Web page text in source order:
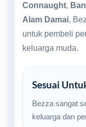
Connaught,
Alam Damai,
untuk pembeli
keluarga muda.
Sesuai
Bezza sangat
keluarga dan